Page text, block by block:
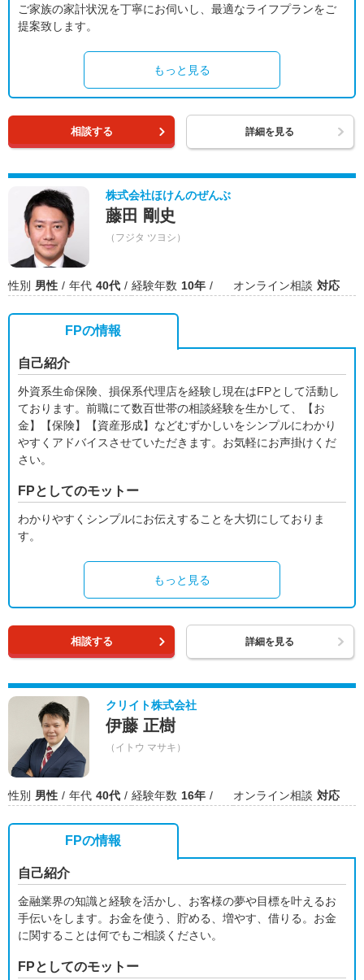
ご家族の家計状況を丁寧にお伺いし、最適なライフプランをご
提案致します。
もっと見る
相談する 詳細を見る
株式会社ほけんのぜんぶ
藤田 剛史
（フジタ ツヨシ）
性別 男性 年代 40代 経験年数 10年 オンライン相談 対応
FPの情報
自己紹介
外資系生命保険、損保系代理店を経験し現在はFPとして活動し
ております。前職にて数百世帯の相談経験を生かして、【お
金】【保険】【資産形成】などむずかしいをシンプルにわかり
やすくアドバイスさせていただきます。お気軽にお声掛けくだ
さい。
FPとしてのモットー
わかりやすくシンプルにお伝えすることを大切にしておりま
す。
もっと見る
相談する 詳細を見る
クリイト株式会社
伊藤 正樹
（イトウ マサキ）
性別 男性 年代 40代 経験年数 16年 オンライン相談 対応
FPの情報
自己紹介
金融業界の知識と経験を活かし、お客様の夢や目標を叶えるお
手伝いをします。お金を使う、貯める、増やす、借りる。お金
に関することは何でもご相談ください。
FPとしてのモットー